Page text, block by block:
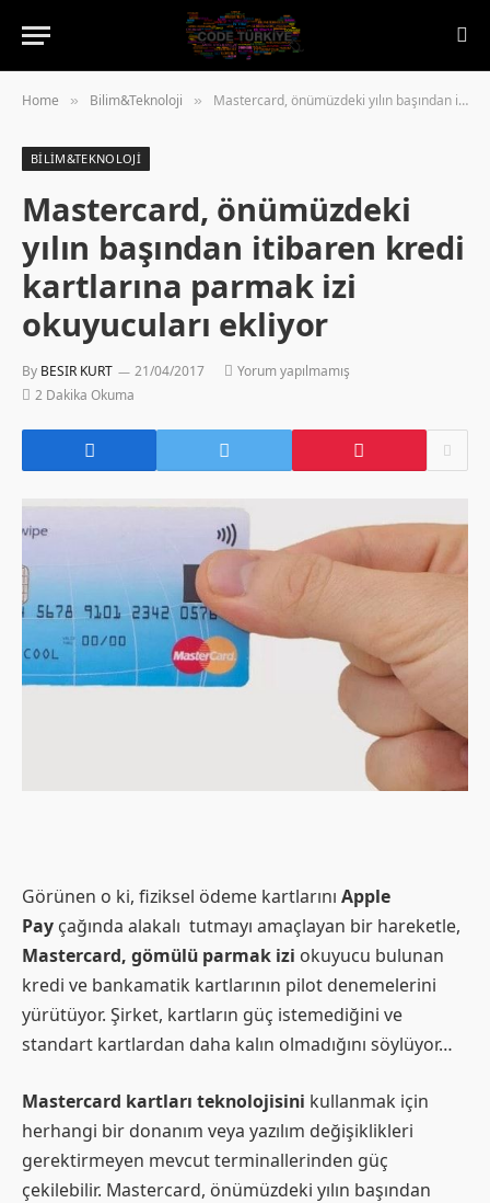
Home » Bilim&Teknoloji » Mastercard, önümüzdeki yılın başından itibaren kredi kartlarına parmak izi okuyucuları ekliyor
BILIM&TEKNOLOJI
Mastercard, önümüzdeki
yılın başından itibaren kredi
kartlarına parmak izi
okuyucuları ekliyor
By BESIR KURT 21/04/2017
Yorum yapılmamış
2 Dakika Okuma
Görünen o ki, fiziksel ödeme kartlarını Apple
Pay çağında alakalı tutmayı amaçlayan bir hareketle,
Mastercard, gömülü parmak izi okuyucu bulunan
kredi ve bankamatik kartlarının pilot denemelerini
yürütüyor. Şirket, kartların güç istemediğini ve
standart kartlardan daha kalın olmadığını söylüyor…
Mastercard kartları teknolojisini kullanmak için
herhangi bir donanım veya yazılım değişiklikleri
gerektirmeyen mevcut terminallerinden güç
çekilebilir. Mastercard, önümüzdeki yılın başından